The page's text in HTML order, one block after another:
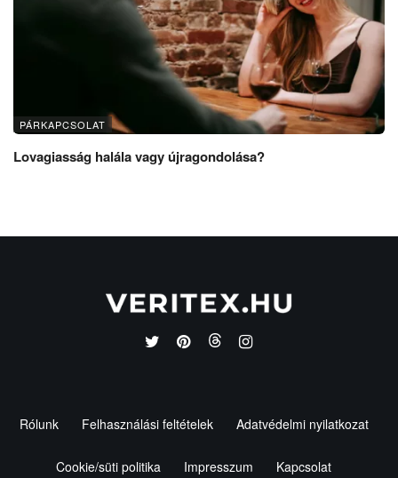
PÁRKAPCSOLAT
Lovagiasság halála vagy újragondolása?
Rólunk Felhasználási feltételek Adatvédelmi nyilatkozat
Cookie/süti politika Impresszum Kapcsolat